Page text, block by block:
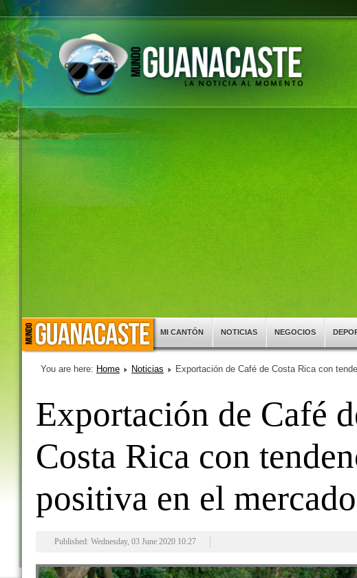
MI CANTÓN NOTICIAS NEGOCIOS
You are here: Home Noticias Exportación de Café de Costa Rica con
Exportación de Café
Costa Rica con
positiva en el mercado
Published: Wednesday, 03 June 2020 10:27